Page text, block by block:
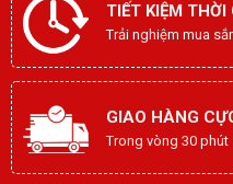
TIẾT KIỆM THỜI
Trải nghiệm mua
GIAO HÀNG
Trong vòng 30 phút